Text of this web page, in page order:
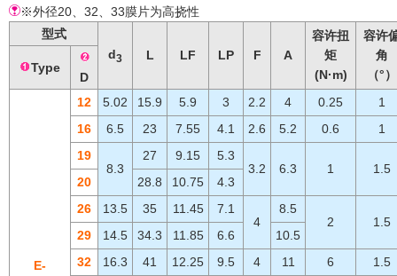
※外径20、32、33膜片为高挠性
型式
d3 L LF LP F A
容许扭
矩
(N·m)
容许
角
（°）
Type
D
E-
12 5.02 15.9 5.9 3 2.2 4 0.25
1
16
6.5 23 7.55 4.1 2.6 5.2 0.6
1
19
8.3
27 9.15
5.3
3.2
6.3 1
1.5
20
28.8 10.75
4.3
26
13.5 35 11.45
7.1
4
8.5
2
1.5
29
14.5 34.3 11.85 6.6
10.5
32
16.3 41 12.25 9.5 4 11 6
1.5